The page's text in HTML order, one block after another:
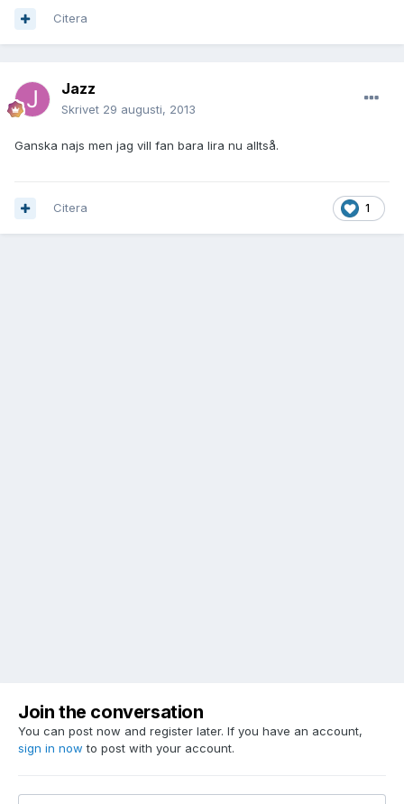
Citera
Jazz
Skrivet 29 augusti, 2013
Ganska najs men jag vill fan bara lira nu alltså.
1
Citera
Join the conversation
You can post now and register later. If you have an account,
sign in now to post with your account.